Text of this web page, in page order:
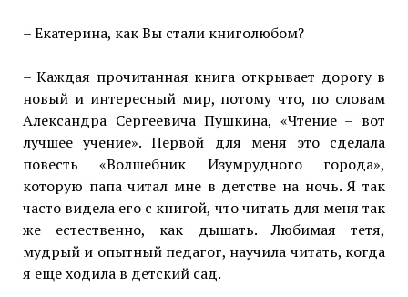
– Екатерина, как Вы стали книголюбом?
– Каждая прочитанная книга открывает дорогу в
новый и интересный мир, потому что, по словам
Александра Сергеевича Пушкина, «Чтение – вот
лучшее учение». Первой для меня это сделала
повесть «Волшебник Изумрудного города»,
которую папа читал мне в детстве на ночь. Я так
часто видела его с книгой, что читать для меня так
же естественно, как дышать. Любимая тетя,
мудрый и опытный педагог, научила читать, когда
я еще ходила в детский сад.